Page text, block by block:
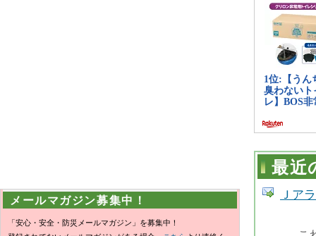
最近
Ｊア
メールマガジン募集中！
「安心・安全・防災メールマガジン」を募集中！